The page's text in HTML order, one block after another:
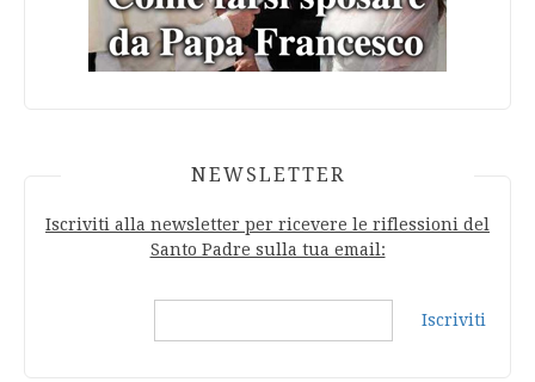
NEWSLETTER
Iscriviti alla newsletter per ricevere le riflessioni del
Santo Padre sulla tua email:
Iscriviti